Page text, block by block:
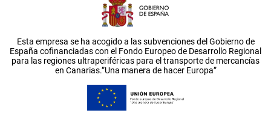
Esta empresa se ha acogido a las subvenciones del Gobierno de
España cofinanciadas con el Fondo Europeo de Desarrollo Regional
para las regiones ultraperiféricas para el transporte de mercancías
en Canarias.”Una manera de hacer Europa”